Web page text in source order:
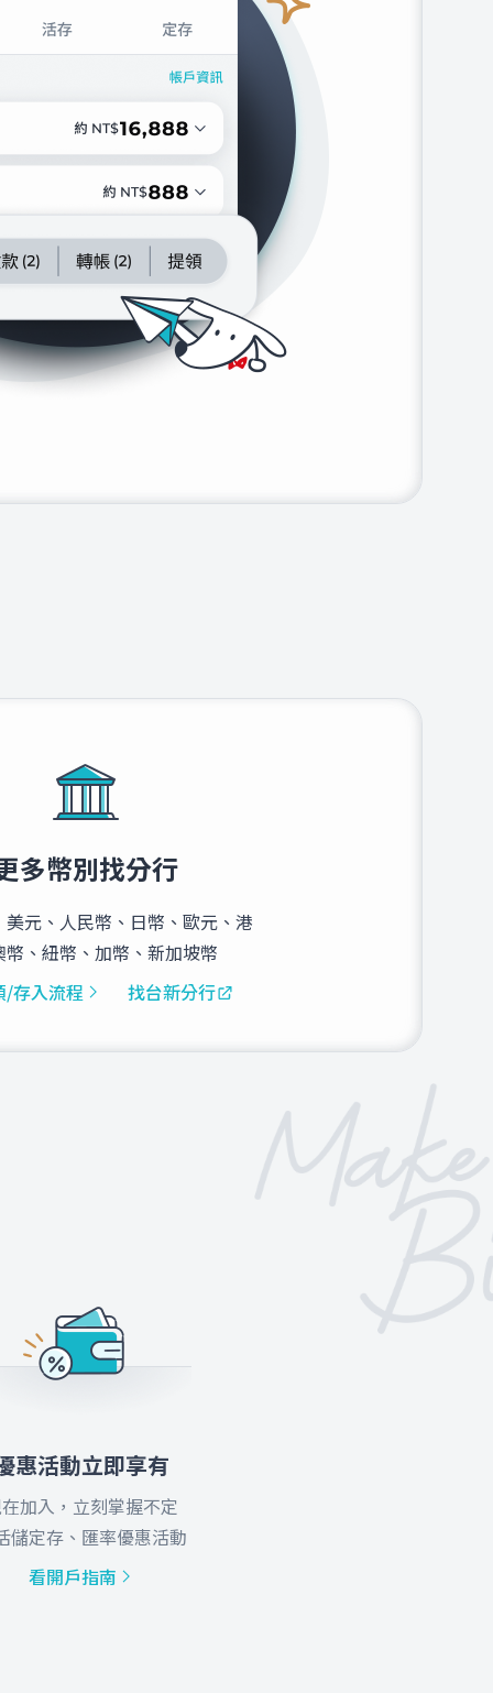
多幣別找分行
元、人民幣、日幣、歐元、港
幣、紐幣、加幣、新加坡幣
/存入流程
找台新分行
惠活動立即享有
加入，立刻掌握不定
儲定存、匯率優惠活動
看開戶指南